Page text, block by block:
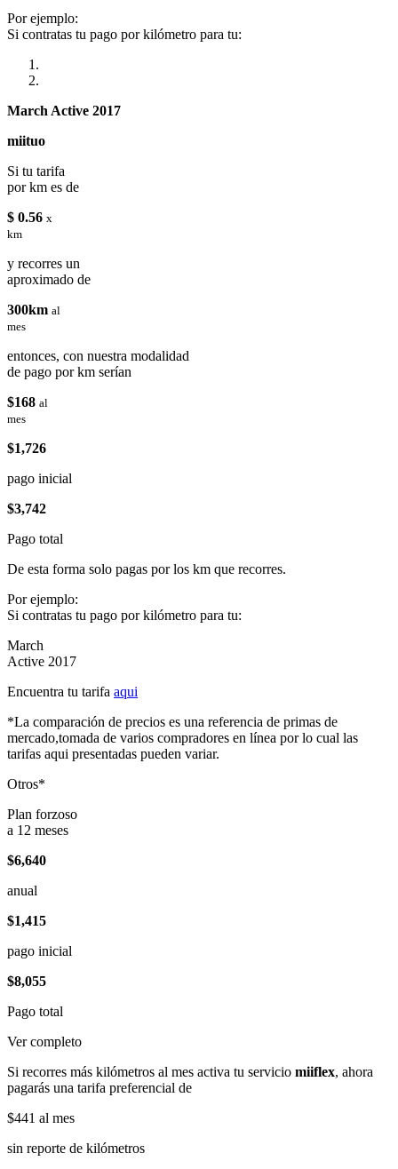
Por ejemplo:
Si contratas tu pago por kilómetro para tu:
March Active 2017
miituo
Si tu tarifa
por km es de
$ 0.56 x
km
y recorres un
aproximado de
300km al
mes
entonces, con nuestra modalidad
de pago por km serían
$168 al
mes
$1,726
pago inicial
$3,742
Pago total
De esta forma solo pagas por los km que recorres.
Por ejemplo:
Si contratas tu pago por kilómetro para tu:
March
Active 2017
Encuentra tu tarifa aqui
*La comparación de precios es una referencia de primas de
mercado,tomada de varios compradores en línea por lo cual las
tarifas aqui presentadas pueden variar.
Otros*
Plan forzoso
a 12 meses
$6,640
anual
$1,415
pago inicial
$8,055
Pago total
Ver completo
Si recorres más kilómetros al mes activa tu servicio miiflex, ahora
pagarás una tarifa preferencial de
$441 al mes
sin reporte de kilómetros